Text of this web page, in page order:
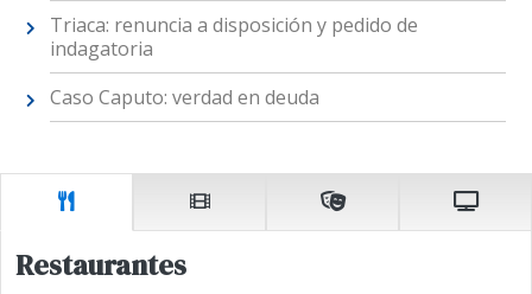
Triaca: renuncia a disposición y pedido de
indagatoria
Caso Caputo: verdad en deuda
Restaurantes